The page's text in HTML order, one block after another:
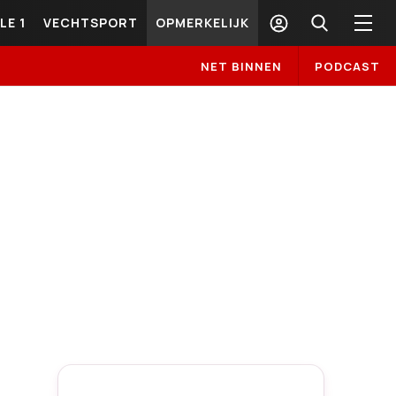
1 VECHTSPORT OPMERKELIJK
NET BINNEN PODCAST